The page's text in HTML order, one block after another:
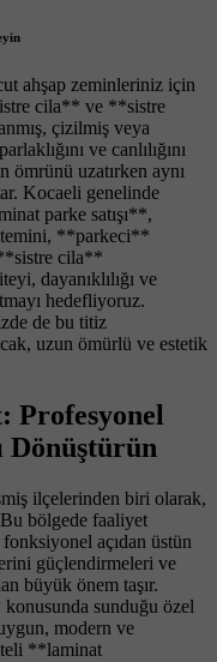
ahşap zeminleriniz için
cila** ve **sistre
çizilmiş veya
ve canlılığını
ömrünü uzatırken aynı
Kocaeli genelinde
parke satışı**,
**parkeci**
cila**
dayanıklılığı ve
hedefliyoruz.
de bu titiz
uzun ömürlü ve estetik
Profesyonel
Dönüştürün
ilçelerinden biri olarak,
Bu bölgede faaliyet
açıdan üstün
güçlendirmeleri ve
büyük önem taşır.
sunduğu özel
modern ve
**laminat